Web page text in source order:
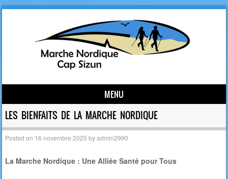
MENU
Skip to content
LES BIENFAITS DE LA MARCHE NORDIQUE
Posted on 16 novembre 2025 byadmin2990
La Marche Nordique : Une Alliée Santé pour Tous